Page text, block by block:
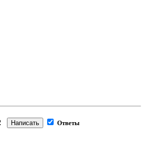
Написать Ответы